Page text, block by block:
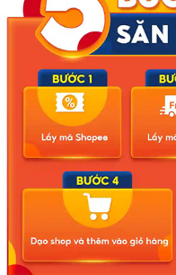
Bão số 3 hình
đất liền vẫn cần
Cảnh báo thủ
bẫy’ tinh vi